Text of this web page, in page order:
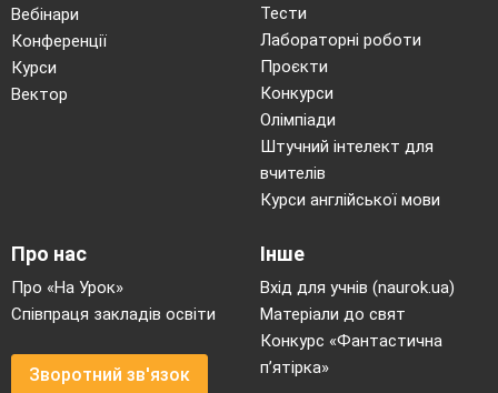
Вебінари
Конференції
Курси
Вектор
Тести
Лабораторні роботи
Проєкти
Конкурси
Олімпіади
Штучний інтелект для
вчителів
Курси англійської мови
Про нас
Про «На Урок»
Співпраця закладів освіти
Зворотний зв'язок
Інше
Вхід для учнів (naurok.ua)
Матеріали до свят
Конкурс «Фантастична
п’ятірка»